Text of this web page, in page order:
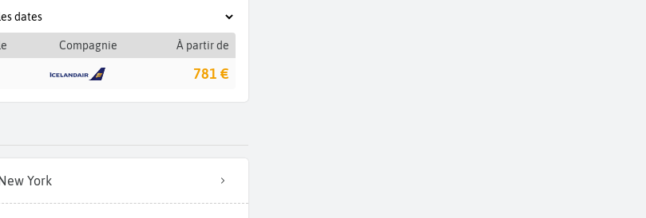
Compagnie À partir de
781 €
York